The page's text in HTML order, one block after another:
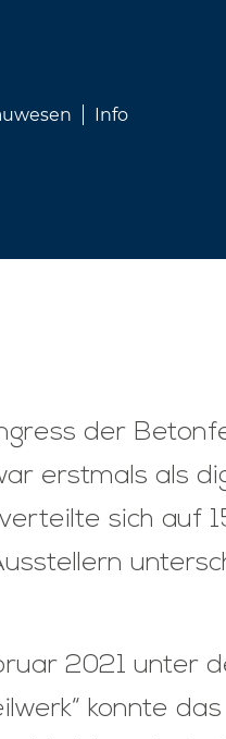
Info
der
erstmals als
sich auf
2021 unter
konnte